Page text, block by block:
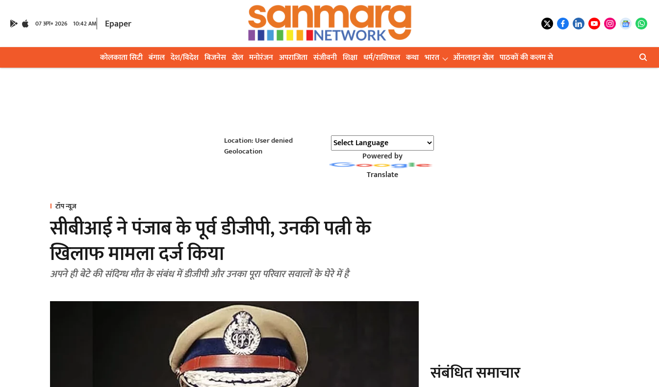
07 अग॰ 2026 10:42 AM Epaper
कोलकाता सिटी बंगाल देश/विदेश बिजनेस खेल मनोरंजन अपराजिता संजीवनी शिक्षा धर्म/राशिफल कथा भारत ऑनलाइन खेल पाठकों की कलम से
Location: User denied
Geolocation
Powered by
Translate
टॉप न्यूज़
सीबीआई ने पंजाब के पूर्व डीजीपी, उनकी पत्नी के
खिलाफ मामला दर्ज किया
अपने ही बेटे की संदिग्ध मौत के संबंध में डीजीपी और उनका पूरा परिवार सवालों के घेरे में है
संबंधित समाचार